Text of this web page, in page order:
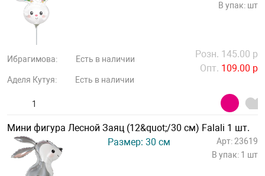
В упак: шт
Ибрагимова: Есть в наличии
Аделя Кутуя: Есть в наличии
Розн. 145.00 р
Опт. 109.00 р
Мини фигура Лесной Заяц (12&quot;/30 см) Falali 1 шт.
Размер: 30 см
Арт: 23619
В упак: 1 шт